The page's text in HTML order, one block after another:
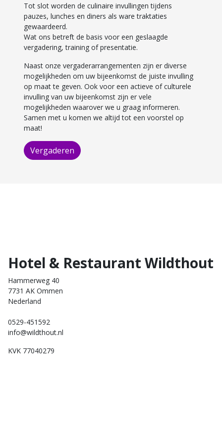
Tot slot worden de culinaire invullingen tijdens
pauzes, lunches en diners als ware traktaties
gewaardeerd.
Wat ons betreft de basis voor een geslaagde
vergadering, training of presentatie.
Naast onze vergaderarrangementen zijn er diverse
mogelijkheden om uw bijeenkomst de juiste invulling
op maat te geven. Ook voor een actieve of culturele
invulling van uw bijeenkomst zijn er vele
mogelijkheden waarover we u graag informeren.
Samen met u komen we altijd tot een voorstel op
maat!
Vergaderen
Hotel & Restaurant Wildthout
Hammerweg 40
7731 AK Ommen
Nederland
0529-451592
info@wildthout.nl
KVK 77040279